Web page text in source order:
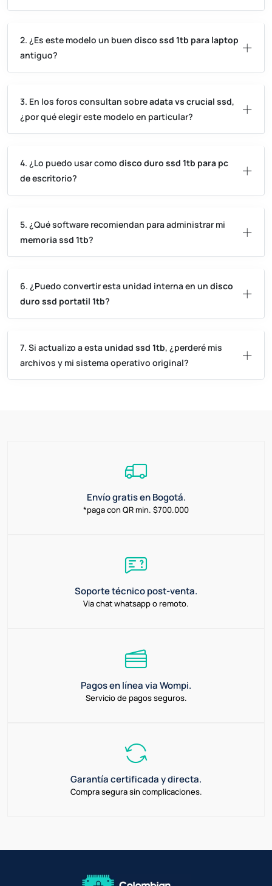
2. ¿Es este modelo un buen disco ssd 1tb para laptop
antiguo?
3. En los foros consultan sobreadata vs crucial ssd,
¿por qué elegir este modelo en particular?
4. ¿Lo puedo usar como disco duro ssd 1tb para pc
de escritorio?
5. ¿Qué software recomiendan para administrar mi
memoria ssd 1tb?
6. ¿Puedo convertir esta unidad interna en un disco
duro ssd portatil 1tb?
7. Si actualizo a estaunidad ssd 1tb, ¿perderé mis
archivos y mi sistema operativo original?
Envío gratis en Bogotá.
*paga con QR min. $700.000
Soporte técnico post-venta.
Via chat whatsapp o remoto.
Pagos en línea via Wompi.
Servicio de pagos seguros.
Garantía certificada y directa.
Compra segura sin complicaciones.